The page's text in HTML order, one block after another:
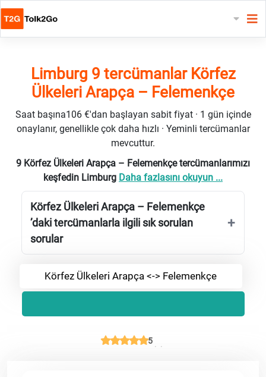
Limburg 9 tercümanlar Körfez
Ülkeleri Arapça – Felemenkçe
Saat başına106 €'dan başlayan sabit fiyat · 1 gün içinde
onaylanır, genellikle çok daha hızlı · Yeminli tercümanlar
mevcuttur.
9 Körfez Ülkeleri Arapça – Felemenkçe tercümanlarımızı
keşfedin Limburg Daha fazlasını okuyun ...
Körfez Ülkeleri Arapça – Felemenkçe
’daki tercümanlarla ilgili sık sorulan
sorular
Körfez Ülkeleri Arapça <-> Felemenkçe
5